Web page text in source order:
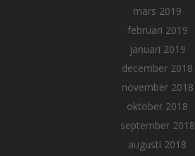
mars 2019
februari 2019
januari 2019
december 2018
november 2018
oktober 2018
september 2018
augusti 2018